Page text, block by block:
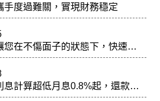
手度過難關，實現財務穩定
您在不傷面子的狀態下，快速取
息計算超低月息0.8%起，還款無